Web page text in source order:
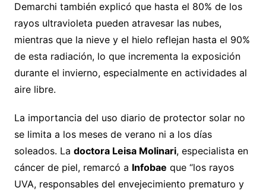
Demarchi también explicó que hasta el 80% de los
rayos ultravioleta pueden atravesar las nubes,
mientras que la nieve y el hielo reflejan hasta el 90%
de esta radiación, lo que incrementa la exposición
durante el invierno, especialmente en actividades al
aire libre.
La importancia del uso diario de protector solar no
se limita a los meses de verano ni a los días
soleados. La doctora Leisa Molinari, especialista en
cáncer de piel, remarcó a Infobae que “los rayos
UVA, responsables del envejecimiento prematuro y